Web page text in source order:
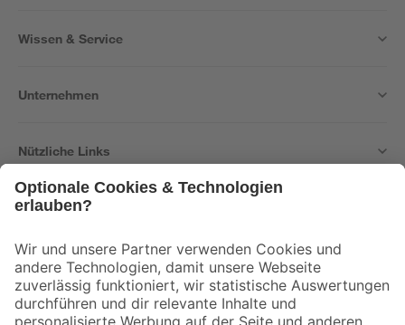
Wissen & Service
Unternehmen
Nützliche Links
Der toom Newsletter: Keine Angebote und Aktionen mehr verpassen!
Zur Newsletter Anmeldung